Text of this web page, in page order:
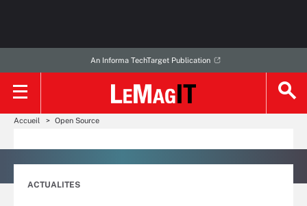
An Informa TechTarget Publication
Accueil Open Source
ACTUALITES